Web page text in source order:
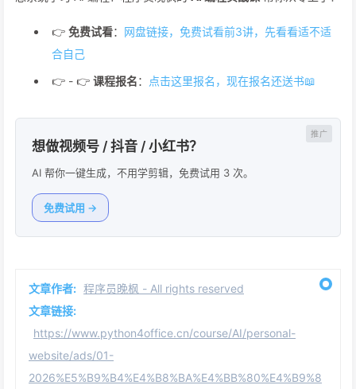
👉 免费试看： 网盘链接，免费试看前3讲，先看看适不适
合自己
👉 - 👉 课程报名： 点击这里报名，现在报名还送书📖
想做视频号 / 抖音 / 小红书？
AI 帮你一键生成，不用学剪辑，免费试用 3 次。
免费试用 →
文章作者: 程序员晚枫 - All rights reserved
文章链接:
https://www.python4office.cn/course/AI/personal-
website/ads/01-
2026%E5%B9%B4%E4%B8%BA%E4%BB%80%E4%B9%8